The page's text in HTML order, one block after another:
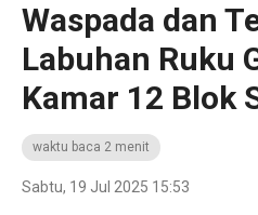
Waspada dan
Labuhan Ruku
Kamar 12 Blok
waktu baca 2 menit
Sabtu, 19 Jul 2025 15:53